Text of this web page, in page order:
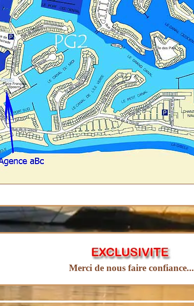
Merci de nous faire confiance...